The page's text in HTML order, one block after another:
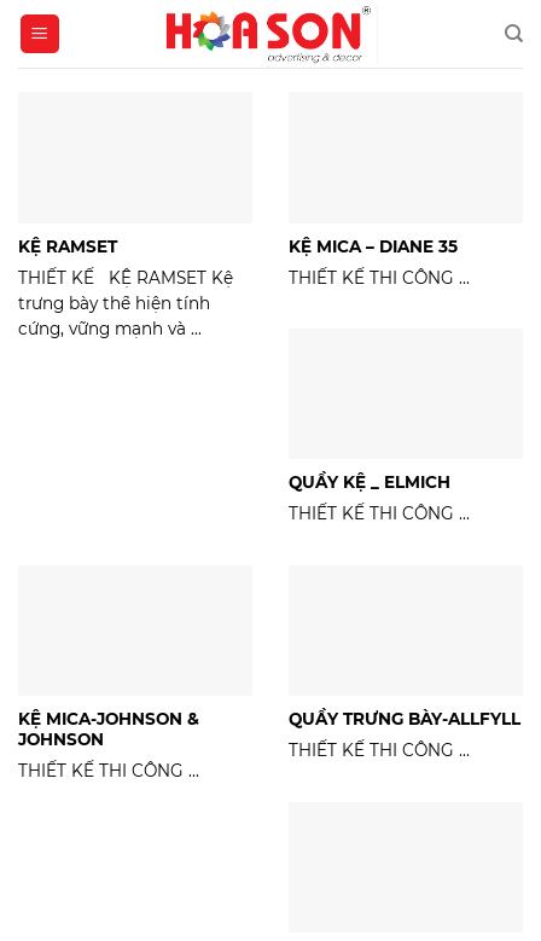
Skip
content
KỆ RAMSET
THIẾT KẾ KỆ RAMSET Kệ
trưng bày thể hiện tính
cứng, vững mạnh và ...
KỆ MICA – DIANE 35
THIẾT KẾ THI CÔNG ...
QUẦY KỆ _ ELMICH
THIẾT KẾ THI CÔNG ...
KỆ MICA-JOHNSON &
JOHNSON
THIẾT KẾ THI CÔNG ...
QUẦY TRƯNG BÀY-ALLFYLL
THIẾT KẾ THI CÔNG ...